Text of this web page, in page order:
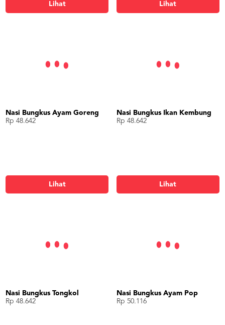
Lihat Lihat
Nasi Bungkus Ayam Goreng
Rp 48.642
Lihat
Nasi Bungkus Ikan Kembung
Rp 48.642
Lihat
Nasi Bungkus Tongkol
Rp 48.642
Nasi Bungkus Ayam Pop
Rp 50.116